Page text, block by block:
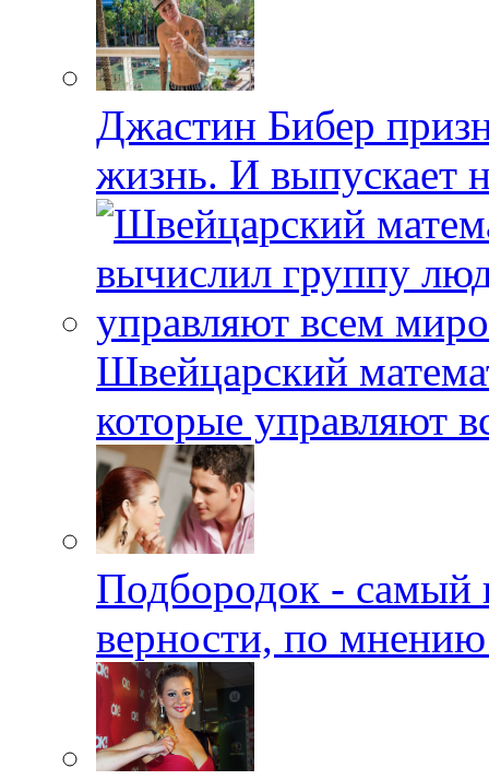
Джастин Бибер
жизнь. И выпускает
Швейцарский
которые управляют
Подбородок - самый
верности, по